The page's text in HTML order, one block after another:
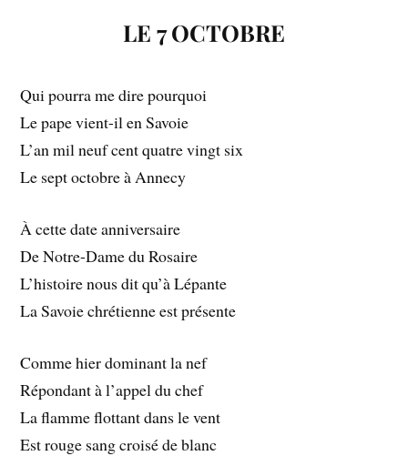
LE 7 OCTOBRE
Qui pourra me dire pourquoi
Le pape vient-il en Savoie
L’an mil neuf cent quatre vingt six
Le sept octobre à Annecy
À cette date anniversaire
De Notre-Dame du Rosaire
L’histoire nous dit qu’à Lépante
La Savoie chrétienne est présente
Comme hier dominant la nef
Répondant à l’appel du chef
La flamme flottant dans le vent
Est rouge sang croisé de blanc